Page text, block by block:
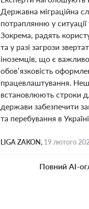
Державна міграційна
потраплянню у
Зокрема, радять
та у разі загрози
іноземців, що є
обов’язковість
працевлаштування.
встановлюють строки
держави забезпечити
та перебування в
LIGA ZAKON, 19 лютого
Повний AI-